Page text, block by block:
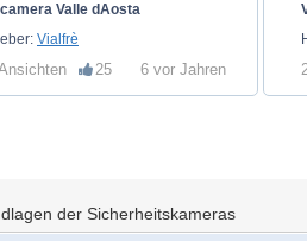
Valle dAosta
Vialfrè
25 6 vor Jahren
der Sicherheitskameras